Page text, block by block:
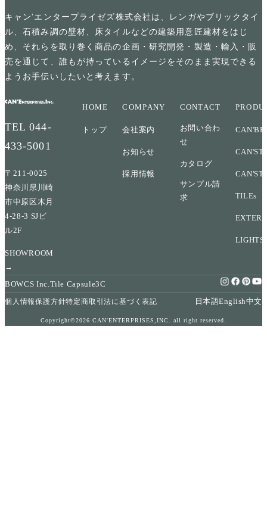
キャン'エンタープライゼズ株式会社は、レンガやブリックタイ
ル、石積み調の壁材、床タイルなどの建築用意匠建材をはじ
め、それらを取り巻く商品の企画・研究開発・製造・輸入・販
売を通じて、誰もが持っているイメージをそのまま実現できる
ようお手伝いしたいと考えます。
TEL044-
433-5001
〒211-0025
神奈川県川崎
市中原区木月
4-28-3 SJビ
ル2F
SHOWROOM
→
HOME
トップ
COMPANY
会社案内
お知らせ
採用情報
CONTACT
お問い合わ
せ
カタログ
サンプル請
求
TILEs
LIGHTS
BOWCS Inc. Tile Capsule3C
個人情報保護方針特定商取引法に基づく表記 日本語English中文
Copyright©2026 CAN'ENTERPRISES,INC. all right reserved.